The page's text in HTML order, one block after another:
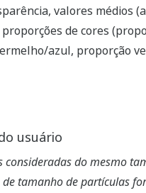
valores médios
de cores
azul, proporção
usuário
consideradas do mesmo
tamanho de partículas